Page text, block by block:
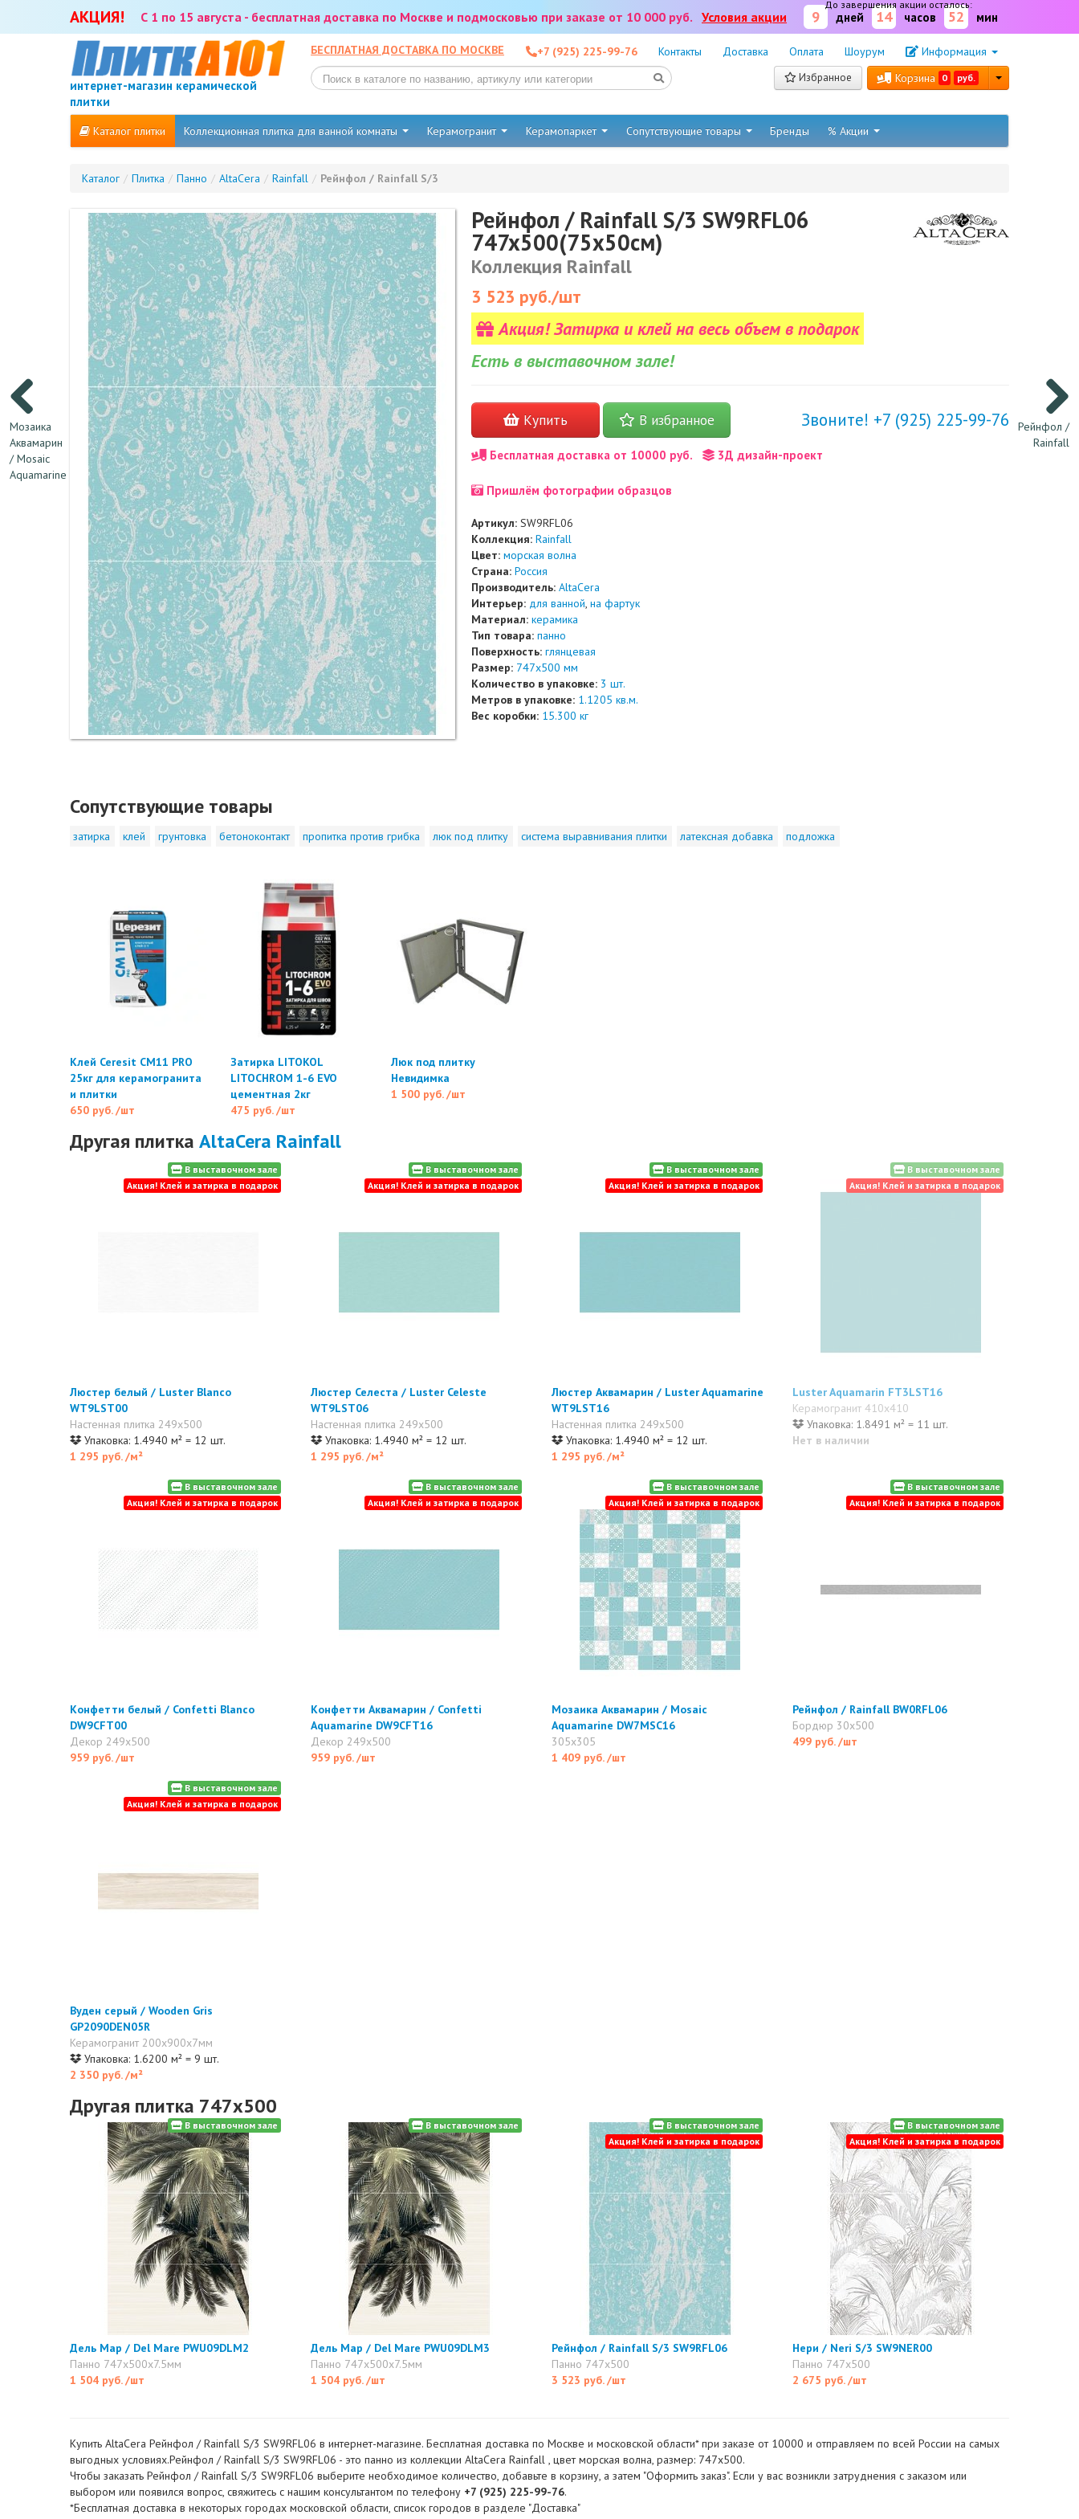
АКЦИЯ! С 1 по 15 августа - бесплатная доставка по Москве и подмосковью при заказе от 10 000 руб. Условия акции
До завершения акции осталось:
9 дней 14 часов 52 мин
интернет-магазин керамической
плитки
БЕСПЛАТНАЯ ДОСТАВКА ПО МОСКВЕ +7 (925) 225-99-76 Контакты Доставка Оплата Шоурум Информация
Избранное Корзина 0 руб.
Каталог плитки Коллекционная плитка для ванной комнаты Керамогранит Керамопаркет Сопутствующие товары Бренды % Акции
Каталог / Плитка / Панно / AltaCera / Rainfall / Рейнфол / Rainfall S/3
Рейнфол /
Rainfall
Мозаика
Аквамарин
/ Mosaic
Aquamarine
Рейнфол / Rainfall S/3 SW9RFL06
747x500(75x50см)
Коллекция Rainfall
3 523 руб./шт
Акция! Затирка и клей на весь объем в подарок
Есть в выставочном зале!
Купить В избранное Звоните! +7 (925) 225-99-76
Бесплатная доставка от 10000 руб. 3Д дизайн-проект
Пришлём фотографии образцов
Артикул: SW9RFL06
Коллекция: Rainfall
Цвет: морская волна
Страна: Россия
Производитель: AltaCera
Интерьер: для ванной, на фартук
Материал: керамика
Тип товара: панно
Поверхность: глянцевая
Размер: 747x500 мм
Количество в упаковке: 3 шт.
Метров в упаковке: 1.1205 кв.м.
Вес коробки: 15.300 кг
Сопутствующие товары
затирка клей грунтовка бетоноконтакт пропитка против грибка люк под плитку система выравнивания плитки латексная добавка подложка
Клей Ceresit CM11 PRO
25кг для керамогранита
и плитки
650 руб./шт
Затирка LITOKOL
LITOCHROM 1-6 EVO
цементная 2кг
475 руб./шт
Люк под плитку
Невидимка
1 500 руб./шт
Другая плитка AltaCera Rainfall
В выставочном зале
Акция! Клей и затирка в подарок
Люстер белый / Luster Blanco
WT9LST00
Настенная плитка 249x500
Упаковка: 1.4940 м² = 12 шт.
1 295 руб./м²
В выставочном зале
Акция! Клей и затирка в подарок
Люстер Селеста / Luster Celeste
WT9LST06
Настенная плитка 249x500
Упаковка: 1.4940 м² = 12 шт.
1 295 руб./м²
В выставочном зале
Акция! Клей и затирка в подарок
Люстер Аквамарин / Luster Aquamarine
WT9LST16
Настенная плитка 249x500
Упаковка: 1.4940 м² = 12 шт.
1 295 руб./м²
В выставочном зале
Акция! Клей и затирка в подарок
Luster Aquamarin FT3LST16
Керамогранит 410x410
Упаковка: 1.8491 м² = 11 шт.
Нет в наличии
В выставочном зале
Акция! Клей и затирка в подарок
Конфетти белый / Confetti Blanco
DW9CFT00
Декор 249x500
959 руб./шт
В выставочном зале
Акция! Клей и затирка в подарок
Конфетти Аквамарин / Confetti
Aquamarine DW9CFT16
Декор 249x500
959 руб./шт
В выставочном зале
Акция! Клей и затирка в подарок
Мозаика Аквамарин / Mosaic
Aquamarine DW7MSC16
305x305
1 409 руб./шт
В выставочном зале
Акция! Клей и затирка в подарок
Рейнфол / Rainfall BW0RFL06
Бордюр 30x500
499 руб./шт
В выставочном зале
Акция! Клей и затирка в подарок
Вуден серый / Wooden Gris
GP2090DEN05R
Керамогранит 200x900x7мм
Упаковка: 1.6200 м² = 9 шт.
2 350 руб./м²
Другая плитка 747x500
В выставочном зале
Дель Мар / Del Mare PWU09DLM2
Панно 747x500x7.5мм
1 504 руб./шт
В выставочном зале
Дель Мар / Del Mare PWU09DLM3
Панно 747x500x7.5мм
1 504 руб./шт
В выставочном зале
Акция! Клей и затирка в подарок
Рейнфол / Rainfall S/3 SW9RFL06
Панно 747x500
3 523 руб./шт
В выставочном зале
Акция! Клей и затирка в подарок
Нери / Neri S/3 SW9NER00
Панно 747x500
2 675 руб./шт
Купить AltaCera Рейнфол / Rainfall S/3 SW9RFL06 в интернет-магазине. Бесплатная доставка по Москве и московской области* при заказе от 10000 и отправляем по всей России на самых
выгодных условиях.Рейнфол / Rainfall S/3 SW9RFL06 - это панно из коллекции AltaCera Rainfall , цвет морская волна, размер: 747x500.
Чтобы заказать Рейнфол / Rainfall S/3 SW9RFL06 выберите необходимое количество, добавьте в корзину, а затем "Оформить заказ". Если у вас возникли затруднения с заказом или
выбором или появился вопрос, свяжитесь с нашим консультантом по телефону +7 (925) 225-99-76.
*Бесплатная доставка в некоторых городах московской области, список городов в разделе "Доставка"